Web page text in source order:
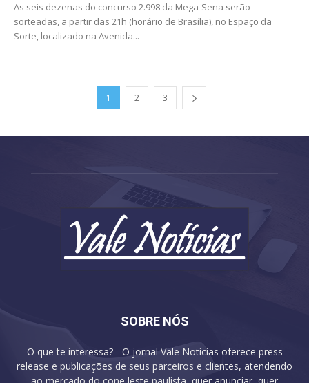
As seis dezenas do concurso 2.998 da Mega-Sena serão
sorteadas, a partir das 21h (horário de Brasília), no Espaço da
Sorte, localizado na Avenida...
1 2 3
SOBRE NÓS
O que te interessa? - O jornal Vale Noticias oferece press
release e publicações de seus parceiros e clientes, atendendo